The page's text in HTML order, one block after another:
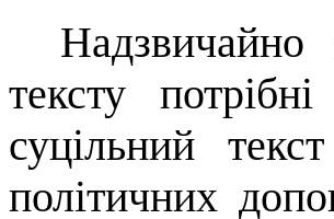
тексту
суцільний
політичних